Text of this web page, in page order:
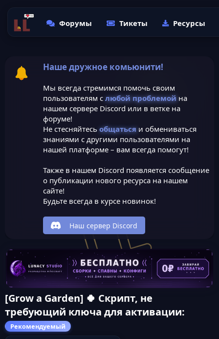
Форумы Тикеты Ресурсы
Наше дружное комьюнити!
Мы всегда стремимся помочь своим
пользователям с любой проблемойна
нашем сервере Discord или в ветке на
форуме!
Не стесняйтесь общатьсяи обмениваться
знаниями с другими пользователями на
нашей платформе – вам всегда помогут!
Также в нашем Discord появляется сообщение
о публикации нового ресурса на нашем
сайте!
Будьте всегда в курсе новинок!
Наш сервер Discord
[Grow a Garden] 🍀 Скрипт, не
требующий ключа для активации:
Рекомендуемый